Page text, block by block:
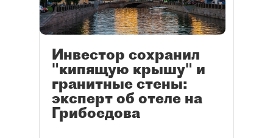
Инвестор сохранил
"кипящую крышу" и
гранитные стены:
эксперт об отеле на
Грибоедова